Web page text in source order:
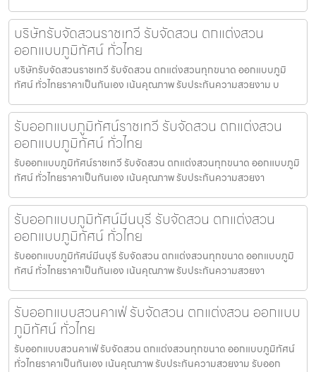
บริษัทรับจัดสวนราชเทวี รับจัดสวน ตกแต่งสวน
ออกแบบภูมิทัศน์ ทั่วไทย
บริษัทรับจัดสวนราชเทวี รับจัดสวน ตกแต่งสวนทุกขนาด ออกแบบภูมิ
ทัศน์ ทั่วไทยราคาเป็นกันเอง เน้นคุณภาพ รับประกันความสวยงาม บ
รับออกแบบภูมิทัศน์ราชเทวี รับจัดสวน ตกแต่งสวน
ออกแบบภูมิทัศน์ ทั่วไทย
รับออกแบบภูมิทัศน์ราชเทวี รับจัดสวน ตกแต่งสวนทุกขนาด ออกแบบภูมิ
ทัศน์ ทั่วไทยราคาเป็นกันเอง เน้นคุณภาพ รับประกันความสวยงา
รับออกแบบภูมิทัศน์มีนบุรี รับจัดสวน ตกแต่งสวน
ออกแบบภูมิทัศน์ ทั่วไทย
รับออกแบบภูมิทัศน์มีนบุรี รับจัดสวน ตกแต่งสวนทุกขนาด ออกแบบภูมิ
ทัศน์ ทั่วไทยราคาเป็นกันเอง เน้นคุณภาพ รับประกันความสวยงา
รับออกแบบสวนคาเฟ่ รับจัดสวน ตกแต่งสวน ออกแบบ
ภูมิทัศน์ ทั่วไทย
รับออกแบบสวนคาเฟ่ รับจัดสวน ตกแต่งสวนทุกขนาด ออกแบบภูมิทัศน์
ทั่วไทยราคาเป็นกันเอง เน้นคุณภาพ รับประกันความสวยงาม รับออก